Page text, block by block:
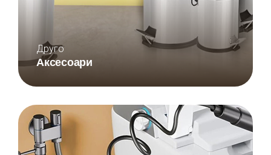
Друго
Аксесоари